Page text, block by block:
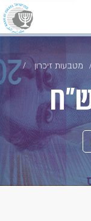
מטבעות זיכרון